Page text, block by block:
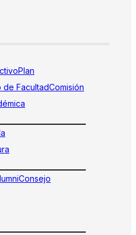
Plan
de FacultadComisión
Consejo